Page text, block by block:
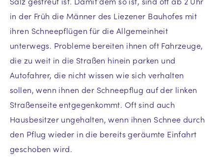
in der Früh die Männer des Liezener Bauhofes mit
ihren Schneepflügen für die Allgemeinheit
unterwegs. Probleme bereiten ihnen oft Fahrzeuge,
die zu weit in die Straßen hinein parken und
Autofahrer, die nicht wissen wie sich verhalten
sollen, wenn ihnen der Schneepflug auf der linken
Straßenseite entgegenkommt. Oft sind auch
Hausbesitzer ungehalten, wenn ihnen Schnee durch
den Pflug wieder in die bereits geräumte Einfahrt
geschoben wird.